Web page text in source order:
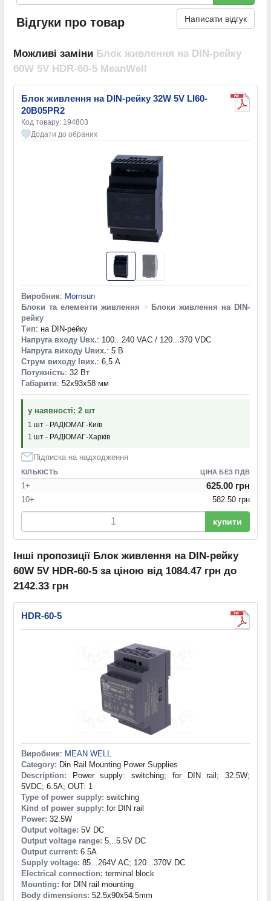
Відгуки про товар Написати відгук
Можливі заміни Блок живлення на DIN-рейку
60W 5V HDR-60-5 MeanWell
Блок живлення на DIN-рейку 32W 5V LI60-
20B05PR2
Код товару: 194803
Додати до обраних
Виробник: Mornsun
Блоки та елементи живлення > Блоки живлення на DIN-
рейку
Тип: на DIN-рейку
Напруга входу Uвх.: 100...240 VAC / 120...370 VDC
Напруга виходу Uвих.: 5 В
Струм виходу Iвих.: 6,5 А
Потужність: 32 Вт
Габарити: 52x93x58 мм
у наявності: 2 шт
1 шт - РАДІОМАГ-Київ
1 шт - РАДІОМАГ-Харків
Підписка на надходження
КІЛЬКІСТЬ ЦІНА БЕЗ ПДВ
1+ 625.00 грн
10+ 582.50 грн
купити
Інші пропозиції Блок живлення на DIN-рейку
60W 5V HDR-60-5 за ціною від 1084.47 грн до
2142.33 грн
HDR-60-5
Виробник: MEAN WELL
Category: Din Rail Mounting Power Supplies
Description: Power supply: switching; for DIN rail; 32.5W;
5VDC; 6.5A; OUT: 1
Type of power supply: switching
Kind of power supply: for DIN rail
Power: 32.5W
Output voltage: 5V DC
Output voltage range: 5...5.5V DC
Output current: 6.5A
Supply voltage: 85...264V AC; 120...370V DC
Electrical connection: terminal block
Mounting: for DIN rail mounting
Body dimensions: 52.5x90x54.5mm